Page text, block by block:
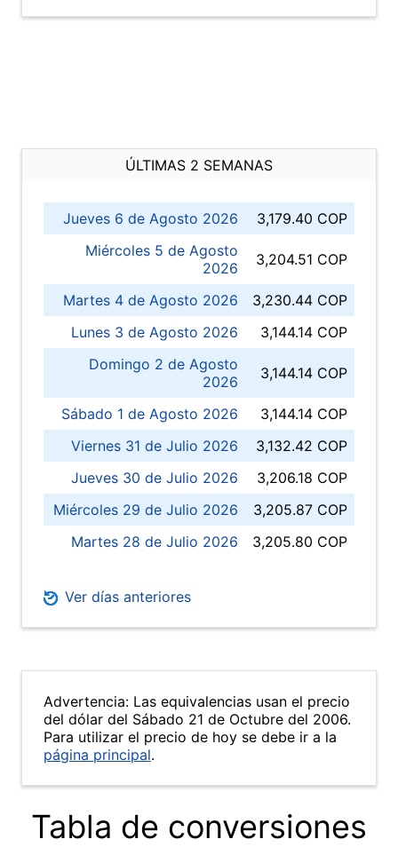
ÚLTIMAS 2 SEMANAS
Jueves 6 de Agosto 2026
3,179.40 COP
Miércoles 5 de Agosto
2026
3,204.51 COP
Martes 4 de Agosto 2026
3,230.44 COP
Lunes 3 de Agosto 2026
3,144.14 COP
Domingo 2 de Agosto
2026
3,144.14 COP
Sábado 1 de Agosto 2026
3,144.14 COP
Viernes 31 de Julio 2026
3,132.42 COP
Jueves 30 de Julio 2026
3,206.18 COP
Miércoles 29 de Julio 2026
3,205.87 COP
Martes 28 de Julio 2026
3,205.80 COP
Ver días anteriores
Advertencia: Las equivalencias usan el precio
del dólar del Sábado 21 de Octubre del 2006.
Para utilizar el precio de hoy se debe ir a la
página principal.
Tabla de conversiones